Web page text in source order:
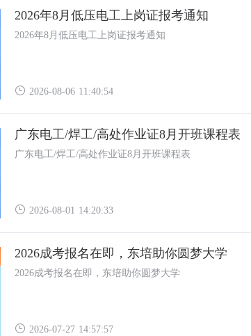
2026年8月低压电工上岗证报考通知
2026年8月低压电工上岗证报考通知
2026-08-06 11:40:54
广东电工/焊工/高处作业证8月开班课程表
广东电工/焊工/高处作业证8月开班课程表
2026-08-01 14:20:33
2026成考报名在即，东培助你圆梦大学
2026成考报名在即，东培助你圆梦大学
2026-07-27 14:57:57